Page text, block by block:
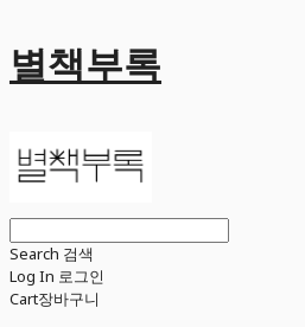
별책부록
Search 검색
Log In 로그인
Cart장바구니